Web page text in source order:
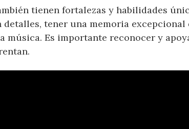
tienen fortalezas y habilidades
tener una memoria excepcional
música. Es importante reconocer y